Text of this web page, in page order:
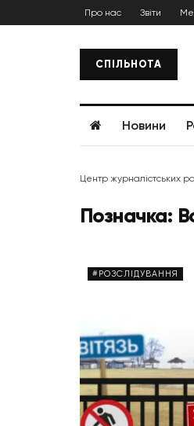
Про нас Звіти
СПІЛЬНОТА
Новини
Центр журналістських
Позначка:
#РОЗСЛІДУВАННЯ